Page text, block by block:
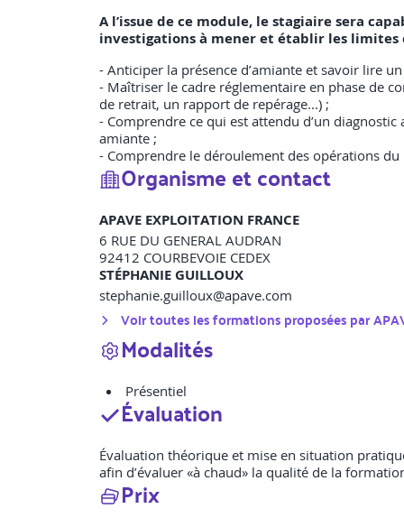
A l’issue de ce module, le stagiaire sera
investigations à mener et établir les
- Anticiper la présence d’amiante et savoir lire
- Maîtriser le cadre réglementaire en phase de
de retrait, un rapport de repérage...) ;
- Comprendre ce qui est attendu d’un
amiante ;
- Comprendre le déroulement des opérations du
Organisme et contact
APAVE EXPLOITATION FRANCE
6 RUE DU GENERAL AUDRAN
92412 COURBEVOIE CEDEX
STÉPHANIE GUILLOUX
stephanie.guilloux@apave.com
Voir toutes les formations proposées par
Modalités
Présentiel
Évaluation
Évaluation théorique et mise en situation
afin d’évaluer «à chaud» la qualité de la
Prix